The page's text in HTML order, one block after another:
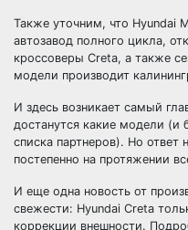
Также уточним, что Hyundai
автозавод полного цикла,
кроссоверы Creta, а также
модели производит
И здесь возникает самый
достанутся какие модели (и
списка партнеров). Но ответ
постепенно на протяжении
И еще одна новость от
свежести: Hyundai Creta
коррекции внешности.